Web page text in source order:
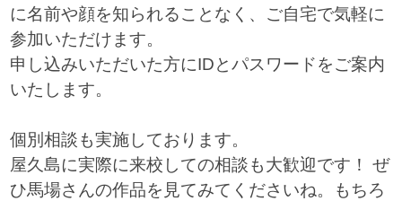
に名前や顔を知られることなく、ご自宅で気軽に
参加いただけます。
申し込みいただいた方にIDとパスワードをご案内
いたします。
個別相談も実施しております。
屋久島に実際に来校しての相談も大歓迎です！ ぜ
ひ馬場さんの作品を見てみてくださいね。もちろ